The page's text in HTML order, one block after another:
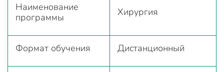
Наименование
программы
Хирургия
Формат обучения Дистанционный